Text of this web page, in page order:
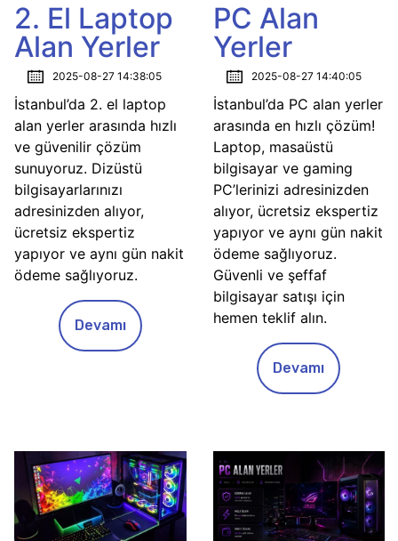
2. El Laptop
Alan Yerler
2025-08-27 14:38:05
İstanbul’da 2. el laptop
alan yerler arasında hızlı
ve güvenilir çözüm
sunuyoruz. Dizüstü
bilgisayarlarınızı
adresinizden alıyor,
ücretsiz ekspertiz
yapıyor ve aynı gün nakit
ödeme sağlıyoruz.
Devamı
PC Alan
Yerler
2025-08-27 14:40:05
İstanbul’da PC alan yerler
arasında en hızlı çözüm!
Laptop, masaüstü
bilgisayar ve gaming
PC’lerinizi adresinizden
alıyor, ücretsiz ekspertiz
yapıyor ve aynı gün nakit
ödeme sağlıyoruz.
Güvenli ve şeffaf
bilgisayar satışı için
hemen teklif alın.
Devamı